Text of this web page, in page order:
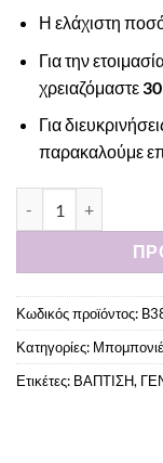
Η ελάχιστη
Για την
χρειαζόμαστε
Για
παρακαλούμε
Κωδικός προϊόντος:
Κατηγορίες:
Ετικέτες: ΒΑΠΤΙΣΗ,